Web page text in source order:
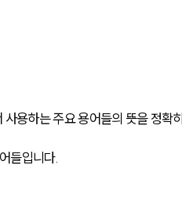
용하는 주요 용어들의 뜻을 정확
들입니다.